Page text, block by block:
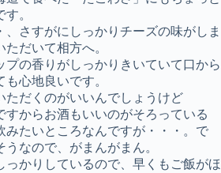
。
さすがにしっかりチーズの味がしま
だいて相方へ。
プの香りがしっかりきいていて口から
心地良いです。
ただくのがいいんでしょうけど
すからお酒もいいのがそろっている
みたいところなんですが・・・。で
なので、がまんがまん。
っかりしているので、早くもご飯がほ